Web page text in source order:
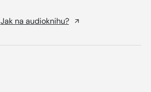
Jak na audioknihu?